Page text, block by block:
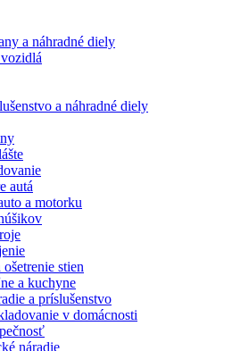
a náhradné diely
a náhradné diely
autá
a motorku
stien
a kuchyne
a príslušenstvo
v domácnosti
náradie